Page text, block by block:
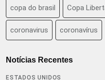
copa do brasil Copa
coronavirus coronavírus
Notícias Recentes
ESTADOS UNIDOS